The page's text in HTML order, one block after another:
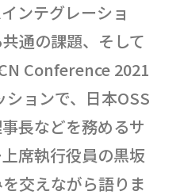
ンテグレーショ
通の課題、そして
Conference 2021
ョンで、日本OSS
長などを務めるサ
席執行役員の黒坂
交えながら語りま